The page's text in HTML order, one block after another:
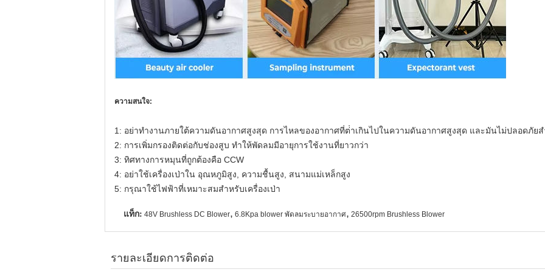
ความสนใจ:
1: อย่าทํางานภายใต้ความดันอากาศสูงสุด การไหลของอากาศที่ต่ําเกินไปในความดันอากาศสูงสุด และมันไม่ปลอดภัย
2: การเพิ่มกรองติดต่อกับช่องสูบ ทําให้พัดลมมีอายุการใช้งานที่ยาวกว่า
3: ทิศทางการหมุนที่ถูกต้องคือ CCW
4: อย่าใช้เครื่องเป่าใน อุณหภูมิสูง, ความชื้นสูง, สนามแม่เหล็กสูง
5: กรุณาใช้ไฟฟ้าที่เหมาะสมสําหรับเครื่องเป่า
แท็ก: 48V Brushless DC Blower, 6.8Kpa blower พัดลมระบายอากาศ, 26500rpm Brushless Blower
รายละเอียดการติดต่อ